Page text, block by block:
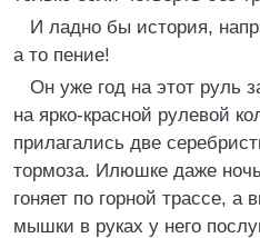
И ладно бы история,
а то пение!
Он уже год на этот руль
на ярко-красной рулевой
прилагались две
тормоза. Илюшке даже
гоняет по горной трассе, а
мышки в руках у него